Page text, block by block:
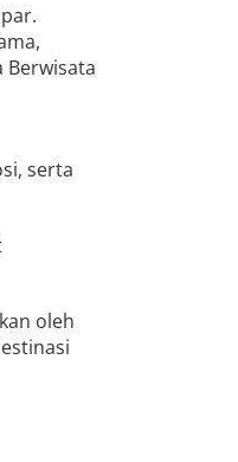
Berwisata
serta
oleh